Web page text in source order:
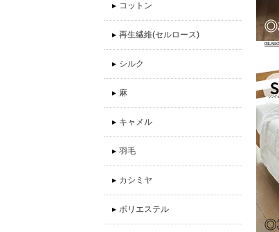
▸ コットン
▸ 再生繊維(セルロース)
▸ シルク
▸ 麻
▸ キャメル
▸ 羽毛
▸ カシミヤ
▸ ポリエステル